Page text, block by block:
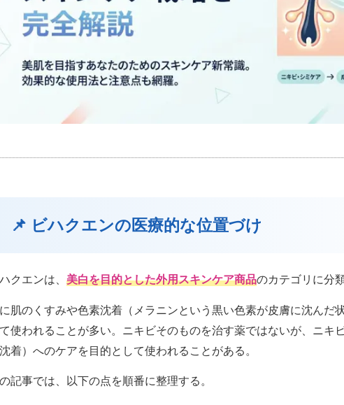
📌 ビハクエンの医療的な位置づけ
クエンは、 美白を目的とした外用スキンケア商品のカテゴリに分
肌のくすみや色素沈着（メラニンという黒い色素が皮膚に沈んだ
使われることが多い。ニキビそのものを治す薬ではないが、ニキ
着）へのケアを目的として使われることがある。
記事では、以下の点を順番に整理する。